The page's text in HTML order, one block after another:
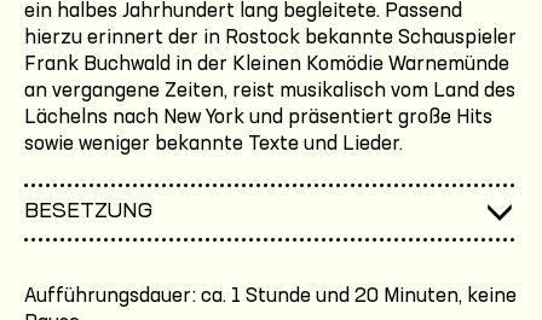
ein halbes Jahrhundert lang begleitete. Passend
hierzu erinnert der in Rostock bekannte Schauspieler
Frank Buchwald in der Kleinen Komödie Warnemünde
an vergangene Zeiten, reist musikalisch vom Land des
Lächelns nach New York und präsentiert große Hits
sowie weniger bekannte Texte und Lieder.
BESETZUNG
Aufführungsdauer: ca. 1 Stunde und 20 Minuten, keine